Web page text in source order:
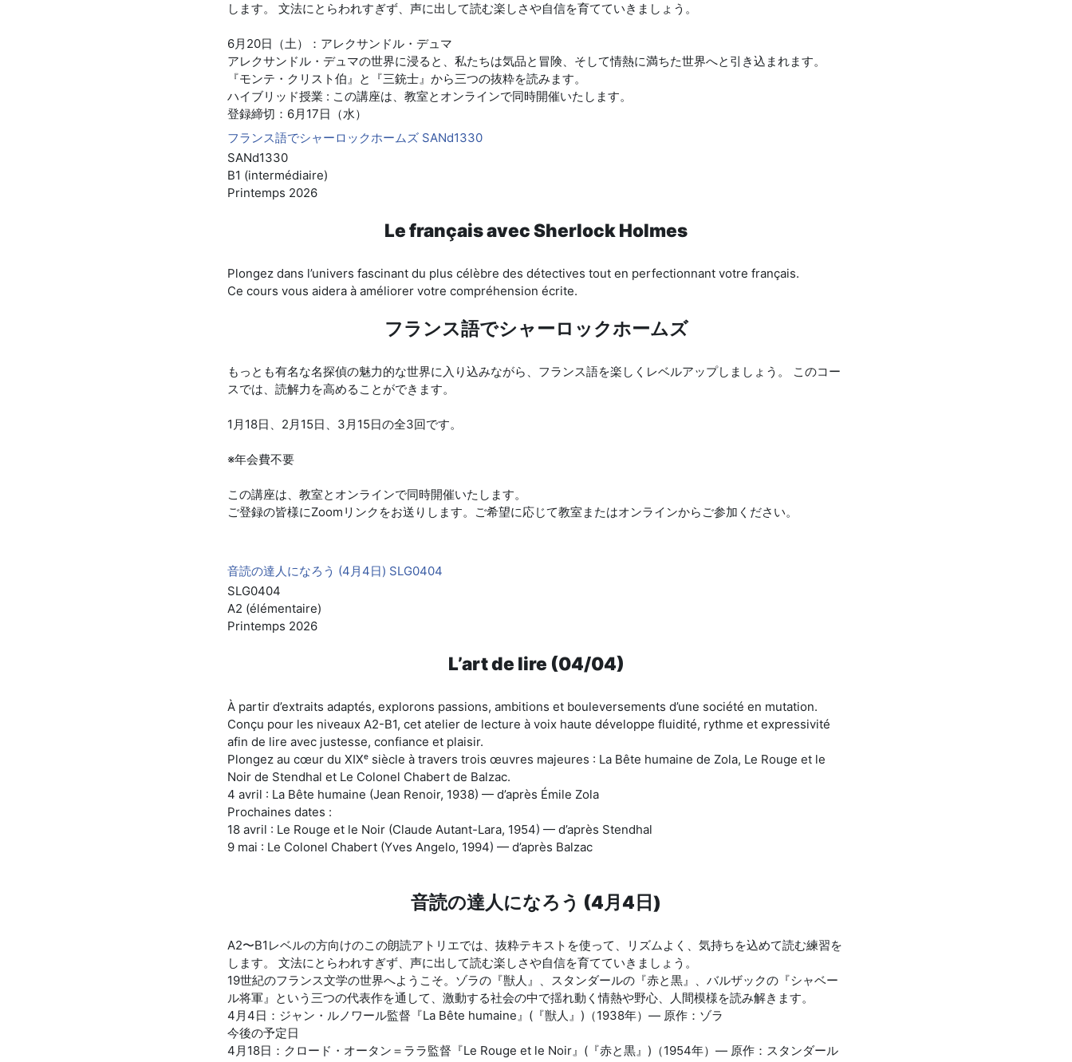
します。 文法にとらわれすぎず、声に出して読む楽しさや自信を育てていきましょう。
6月20日（土）：アレクサンドル・デュマ
アレクサンドル・デュマの世界に浸ると、私たちは気品と冒険、そして情熱に満ちた世界へと引き込まれます。
『モンテ・クリスト伯』と『三銃士』から三つの抜粋を読みます。
ハイブリッド授業 : この講座は、教室とオンラインで同時開催いたします。
登録締切：6月17日（水）
フランス語でシャーロックホームズ SANd1330
SANd1330
B1 (intermédiaire)
Printemps 2026
Le français avec Sherlock Holmes
Plongez dans l’univers fascinant du plus célèbre des détectives tout en perfectionnant votre français.
Ce cours vous aidera à améliorer votre compréhension écrite.
フランス語でシャーロックホームズ
もっとも有名な名探偵の魅力的な世界に入り込みながら、フランス語を楽しくレベルアップしましょう。 このコー
スでは、読解力を高めることができます。
1月18日、2月15日、3月15日の全3回です。
※年会費不要
この講座は、教室とオンラインで同時開催いたします。
ご登録の皆様にZoomリンクをお送りします。ご希望に応じて教室またはオンラインからご参加ください。
音読の達人になろう (4月4日) SLG0404
SLG0404
A2 (élémentaire)
Printemps 2026
L’art de lire (04/04)
À partir d’extraits adaptés, explorons passions, ambitions et bouleversements d’une société en mutation.
Conçu pour les niveaux A2-B1, cet atelier de lecture à voix haute développe fluidité, rythme et expressivité
afin de lire avec justesse, confiance et plaisir.
Plongez au cœur du XIXᵉ siècle à travers trois œuvres majeures : La Bête humaine de Zola, Le Rouge et le
Noir de Stendhal et Le Colonel Chabert de Balzac.
4 avril : La Bête humaine (Jean Renoir, 1938) — d’après Émile Zola
Prochaines dates :
18 avril : Le Rouge et le Noir (Claude Autant-Lara, 1954) — d’après Stendhal
9 mai : Le Colonel Chabert (Yves Angelo, 1994) — d’après Balzac
音読の達人になろう (4月4日)
A2〜B1レベルの方向けのこの朗読アトリエでは、抜粋テキストを使って、リズムよく、気持ちを込めて読む練習を
します。 文法にとらわれすぎず、声に出して読む楽しさや自信を育てていきましょう。
19世紀のフランス文学の世界へようこそ。ゾラの『獣人』、スタンダールの『赤と黒』、バルザックの『シャベー
ル将軍』という三つの代表作を通して、激動する社会の中で揺れ動く情熱や野心、人間模様を読み解きます。
4月4日：ジャン・ルノワール監督『La Bête humaine』(『獣人』)（1938年）— 原作：ゾラ
今後の予定日
4月18日：クロード・オータン＝ララ監督『Le Rouge et le Noir』(『赤と黒』)（1954年）— 原作：スタンダール